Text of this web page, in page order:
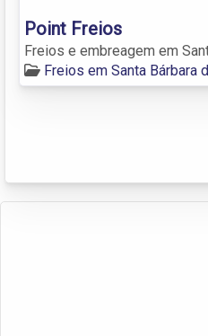
Point Freios
Freios e embreagem em
Freios em Santa Bárbara